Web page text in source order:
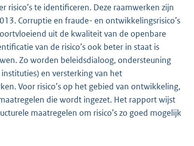
risico’s te identificeren. Deze raamwerken zijn
Corruptie en fraude- en ontwikkelingsrisico’s
uit de kwaliteit van de openbare
van de risico’s ook beter in staat is
Zo worden beleidsdialoog, ondersteuning
instituties) en versterking van het
Voor risico’s op het gebied van ontwikkeling,
die wordt ingezet. Het rapport wijst
maatregelen om risico’s zo goed mogelijk